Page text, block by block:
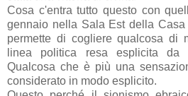
Cosa c'entra tutto questo con
gennaio nella Sala Est della
permette di cogliere qualcosa di
linea politica resa esplicita da
Qualcosa che è più una
considerato in modo esplicito.